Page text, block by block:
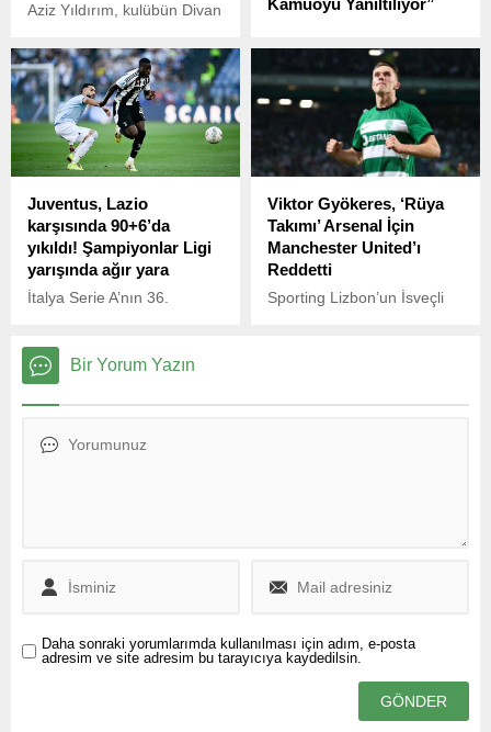
Aziz Yıldırım, kulübün Divan
ziyaret etti.
olağanüstü genel kurul
talebiyle kulübe teslim
edilen imza sayısının
toplam 229 olduğunu
resmen açıkladı.
Juventus, Lazio
karşısında 90+6’da
yıkıldı! Şampiyonlar Ligi
yarışında ağır yara
İtalya Serie A’nın 36.
Stadyumu’nda karşı karşıya
geldi. Mücadele 1-1’lik
beraberlikle sona erdi.
Viktor Gyökeres, ‘Rüya
Takımı’ Arsenal İçin
Manchester United’ı
Reddetti
Sporting Lizbon’un İsveçli
gösterilmesine rağmen
Bir Yorum Yazın
Daha sonraki yorumlarımda kullanılması için adım, e-posta
adresim ve site adresim bu tarayıcıya kaydedilsin.